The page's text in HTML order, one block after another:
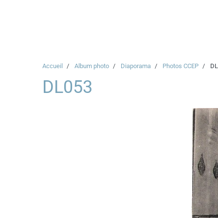
Accueil Album photo Diaporama Photos CCEP
DL053